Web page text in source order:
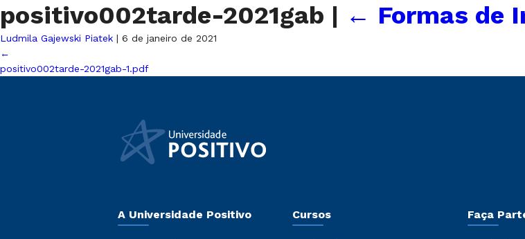
positivo002tarde-2021gab | ← Formas de
Ludmila Gajewski Piatek | 6 de janeiro de 2021
←
positivo002tarde-2021gab-1.pdf
A Universidade Positivo Cursos Faça